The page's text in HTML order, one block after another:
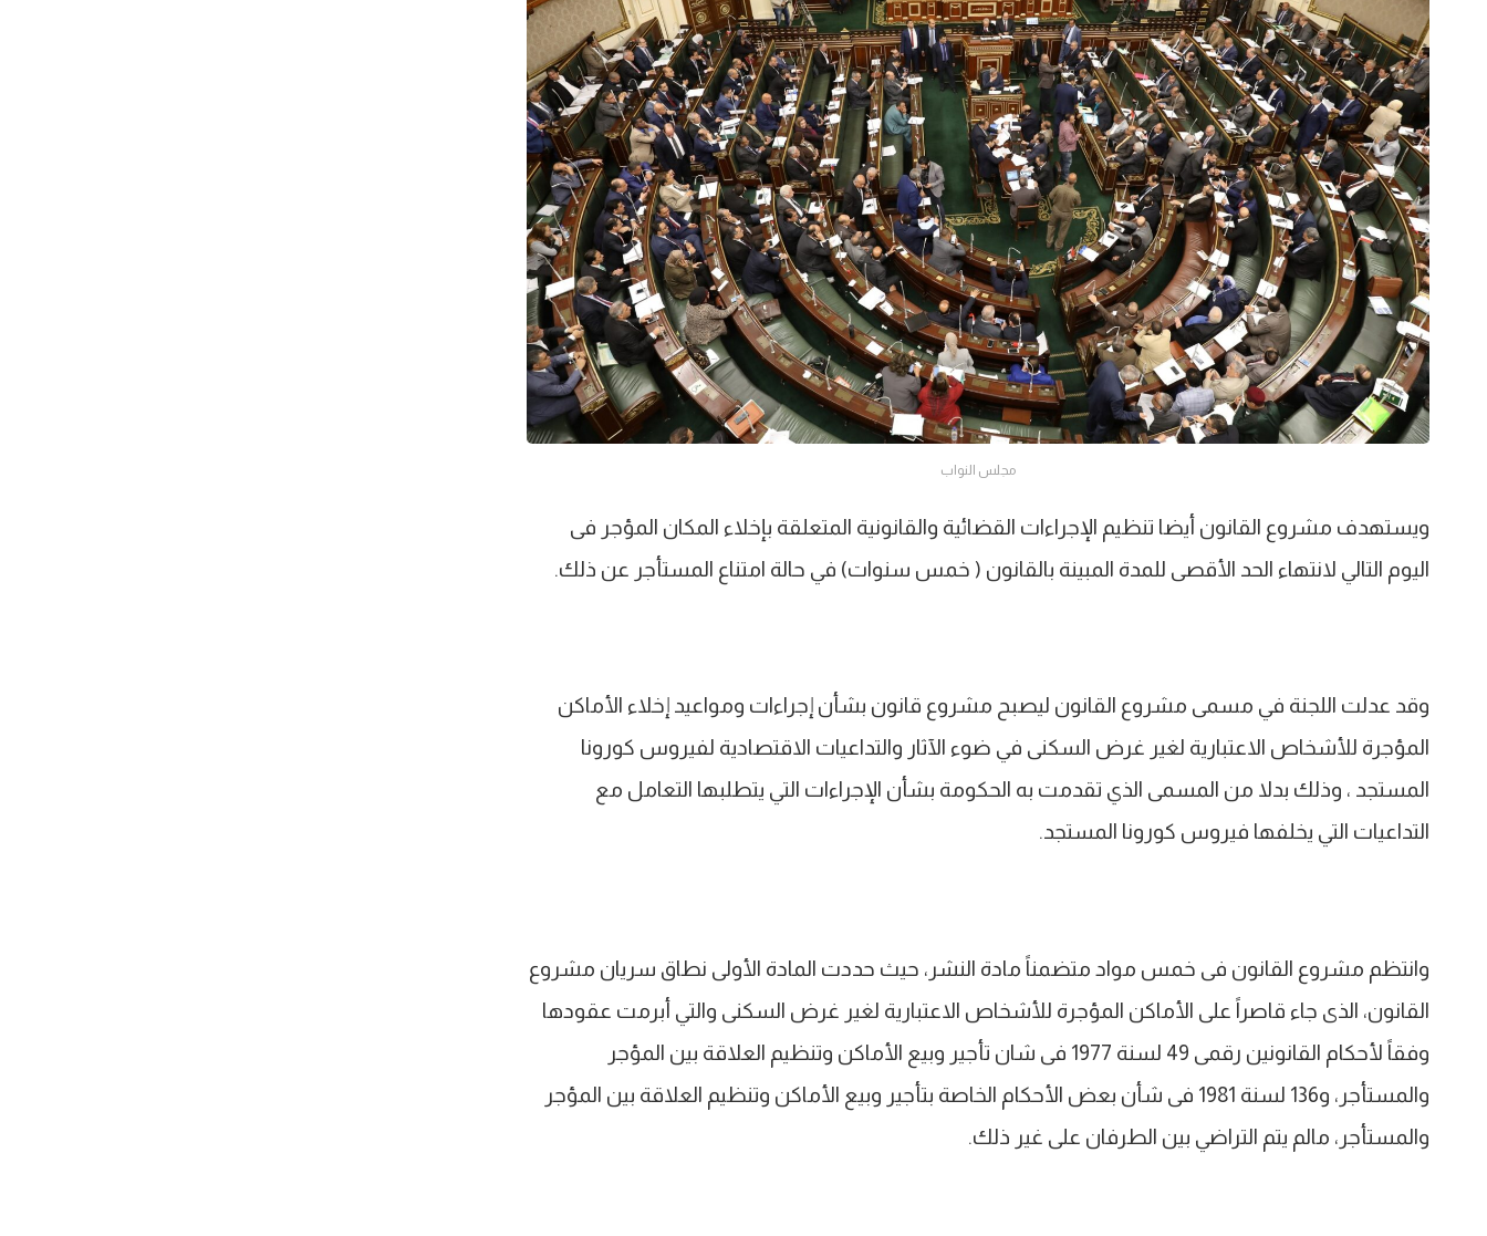
مجلس النواب
ويستهدف مشروع القانون أيضا تنظيم الإجراءات القضائية والقانونية المتعلقة بإخلاء المكان المؤجر فى
اليوم التالي لانتهاء الحد الأقصى للمدة المبينة بالقانون ( خمس سنوات) في حالة امتناع المستأجر عن ذلك.
وقد عدلت اللجنة في مسمى مشروع القانون ليصبح مشروع قانون بشأن إجراءات ومواعيد إخلاء الأماكن
المؤجرة للأشخاص الاعتبارية لغير غرض السكنى في ضوء الآثار والتداعيات الاقتصادية لفيروس كورونا
المستجد ، وذلك بدلا من المسمى الذي تقدمت به الحكومة بشأن الإجراءات التي يتطلبها التعامل مع
التداعيات التي يخلفها فيروس كورونا المستجد.
وانتظم مشروع القانون فى خمس مواد متضمناً مادة النشر، حيث حددت المادة الأولى نطاق سريان مشروع
القانون، الذى جاء قاصراً على الأماكن المؤجرة للأشخاص الاعتبارية لغير غرض السكنى والتي أبرمت عقودها
وفقاً لأحكام القانونين رقمى 49 لسنة 1977 فى شان تأجير وبيع الأماكن وتنظيم العلاقة بين المؤجر
والمستأجر، و136 لسنة 1981 فى شأن بعض الأحكام الخاصة بتأجير وبيع الأماكن وتنظيم العلاقة بين المؤجر
والمستأجر، مالم يتم التراضي بين الطرفان على غير ذلك.